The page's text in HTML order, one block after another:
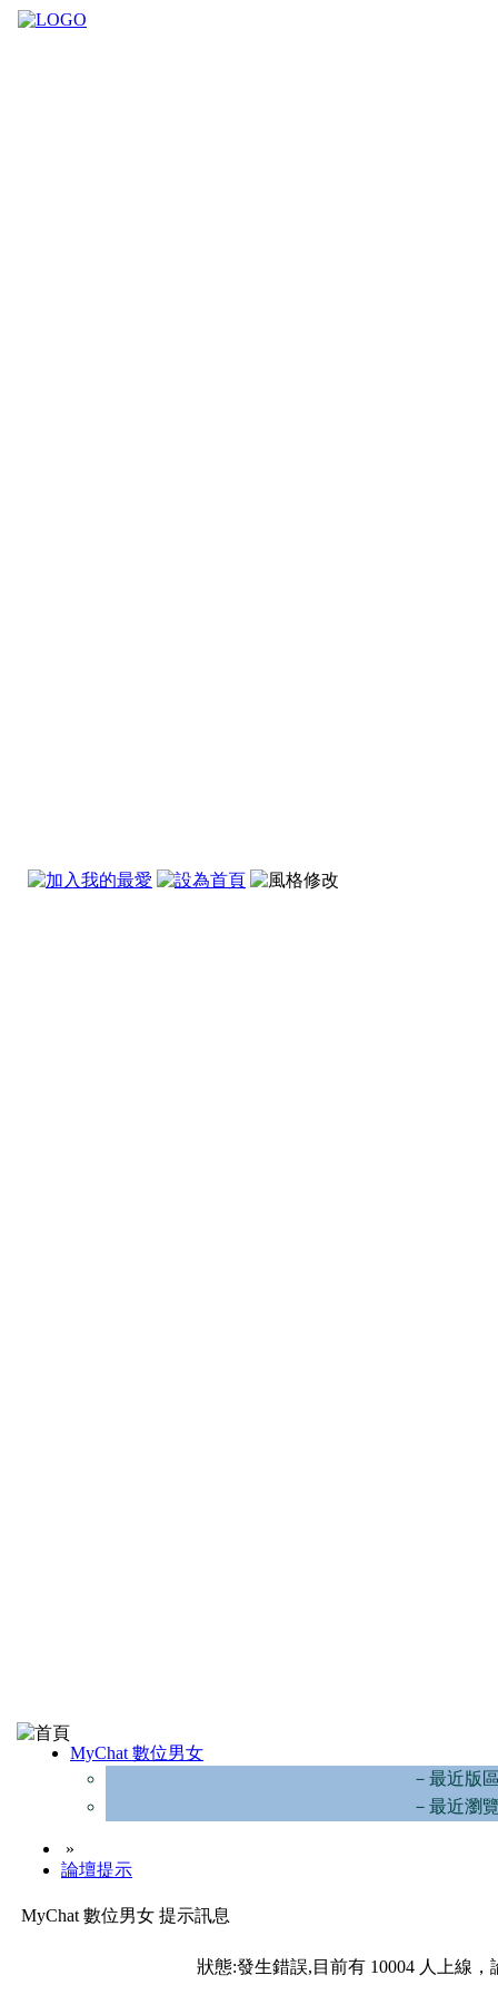
MyChat 數位男女
－最近版
－最近瀏
»
論壇提示
MyChat 數位男女 提示訊息
狀態:發生錯誤,目前有 10004 人上線